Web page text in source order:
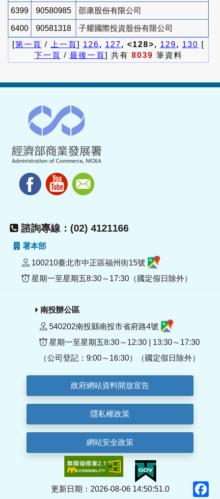
6399 90580985 邵康股份有限公司
6400 90581318
子耀國際投資股份有限公司
[第一頁 / 上一頁] 126, 127, <128>, 129, 130 [
下一頁 / 最後一頁] 共有 8039 筆資料
諮詢專線：(02) 4121166
署本部
100210臺北市中正區福州街15號
星期一至星期五8:30～17:30（國定假日除外）
南投辦公區
540202南投縣南投市省府路4號
星期一至星期五8:30～12:30 | 13:30～17:30
（公司登記：9:00～16:30）（國定假日除外）
政府網站資料開放宣告
隱私權政策
網站安全政策
更新日期：2026-08-06 14:50:51.0